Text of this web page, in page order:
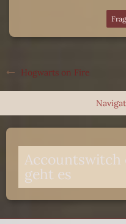
Hogwarts on Fire
geht es